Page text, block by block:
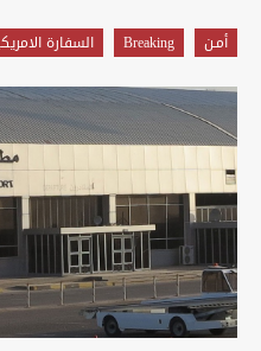
أمـن Breaking السفارة